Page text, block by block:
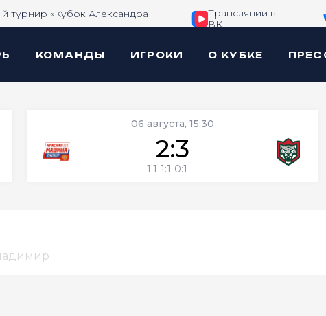
турнир «Кубок Александра
Трансляции в
ВК
КОМАНДЫ ИГРОКИ О КУБКЕ
06 августа, 15:30
2:3
1:1 1:1 0:1